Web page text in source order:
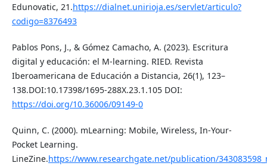
Edunovatic, 21.https://dialnet.unirioja.es/servlet/articulo?
codigo=8376493
Pablos Pons, J., & Gómez Camacho, A. (2023). Escritura
digital y educación: el M-learning. RIED. Revista
Iberoamericana de Educación a Distancia, 26(1), 123–
138.DOI:10.17398/1695-288X.23.1.105 DOI:
https://doi.org/10.36006/09149-0
Quinn, C. (2000). mLearning: Mobile, Wireless, In-Your-
Pocket Learning.
LineZine.https://www.researchgate.net/publication/